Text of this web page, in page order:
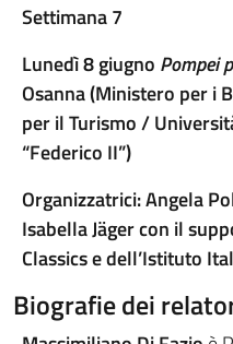
Settimana 7
Lunedì 8 giugno Pompei
Osanna (Ministero per i
per il Turismo /
“Federico II”)
Organizzatrici: Angela
Isabella Jägercon il
Classics e dell’Istituto
Biografie dei